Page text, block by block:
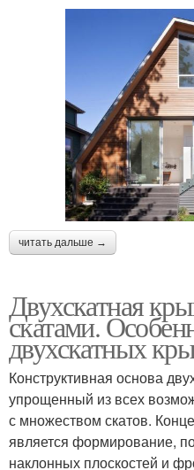
читать дальше →
Двухскатная
скатами.
двухскатных
Конструктивная основа
упрощенный из всех
с множеством скатов.
является формирование,
наклонных плоскостей и